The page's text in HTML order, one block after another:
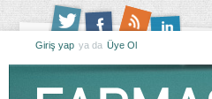
Giriş yap ya da Üye Ol